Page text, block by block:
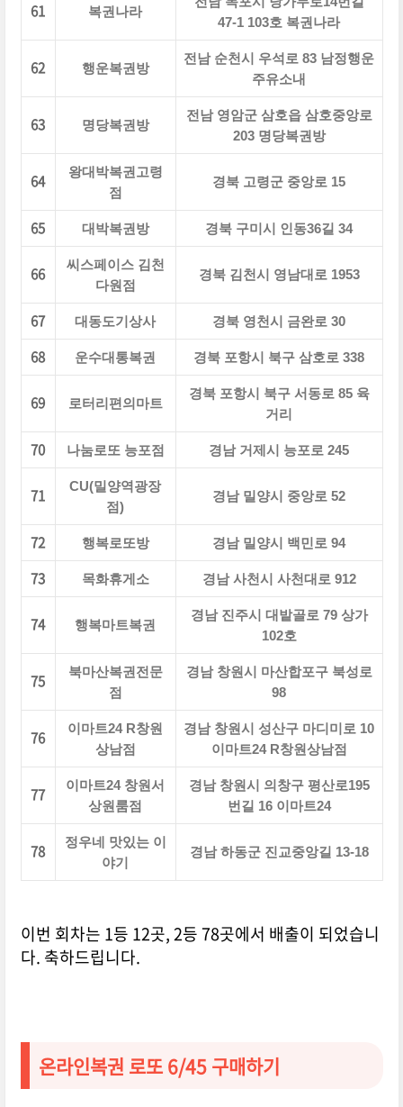
61 복권나라
47-1 103호 복권나라
62 행운복권방
전남 순천시 우석로 83 남정행운
주유소내
63 명당복권방
전남 영암군 삼호읍 삼호중앙로
203 명당복권방
64
왕대박복권고령
점
경북 고령군 중앙로 15
65 대박복권방 경북 구미시 인동36길 34
66
씨스페이스 김천
다원점
경북 김천시 영남대로 1953
67 대동도기상사 경북 영천시 금완로 30
68 운수대통복권 경북 포항시 북구 삼호로 338
69 로터리편의마트
경북 포항시 북구 서동로 85 육
거리
70 나눔로또 능포점 경남 거제시 능포로 245
71
CU(밀양역광장
점)
경남 밀양시 중앙로 52
72 행복로또방 경남 밀양시 백민로 94
73 목화휴게소 경남 사천시 사천대로 912
74 행복마트복권
경남 진주시 대밭골로 79 상가
102호
75
북마산복권전문
점
경남 창원시 마산합포구 북성로
98
76
이마트24 R창원
상남점
경남 창원시 성산구 마디미로 10
이마트24 R창원상남점
77
이마트24 창원서
상원룸점
경남 창원시 의창구 평산로195
번길 16 이마트24
78
정우네 맛있는 이
야기
경남 하동군 진교중앙길 13-18
이번 회차는 1등 12곳, 2등 78곳에서 배출이 되었습니
다. 축하드립니다.
온라인복권 로또 6/45 구매하기